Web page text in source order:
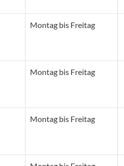
Montag bis Freitag
Montag bis Freitag
Montag bis Freitag